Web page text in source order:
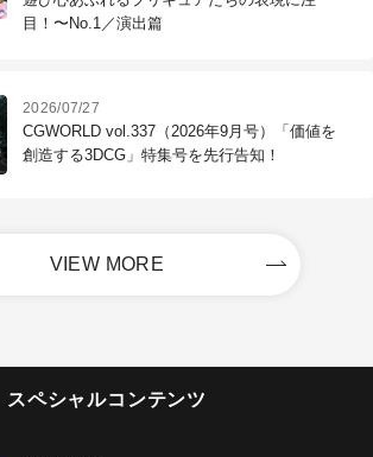
目！〜No.1／演出篇
2026/07/27
CGWORLD vol.337（2026年9月号）「価値を
創造する3DCG」特集号を先行告知！
VIEW MORE
スペシャルコンテンツ